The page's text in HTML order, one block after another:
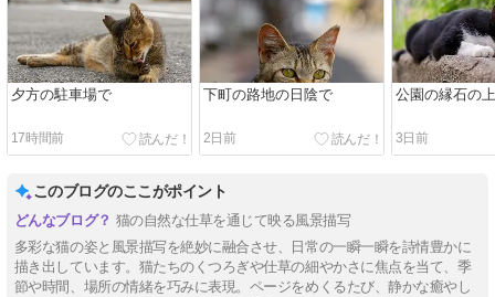
夕方の駐車場で
17時間前
下町の路地の日陰で
2日前
公園の縁石の
3日前
このブログのここがポイント
猫の自然な仕草を通じて映る風景描写
多彩な猫の姿と風景描写を絶妙に融合させ、日常の一瞬一瞬を詩情豊かに
描き出しています。猫たちのくつろぎや仕草の細やかさに焦点を当て、季
節や時間、場所の情緒を巧みに表現。ページをめくるたび、静かな癒やし